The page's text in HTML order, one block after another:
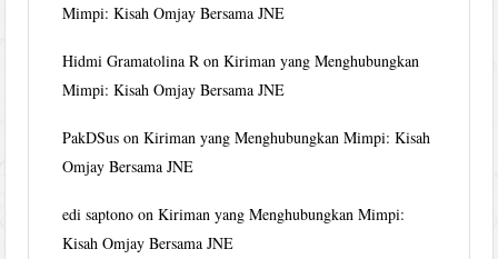
Mimpi: Kisah Omjay Bersama JNE
Hidmi Gramatolina R onKiriman yang Menghubungkan
Mimpi: Kisah Omjay Bersama JNE
PakDSus onKiriman yang Menghubungkan Mimpi: Kisah
Omjay Bersama JNE
edi saptono onKiriman yang Menghubungkan Mimpi:
Kisah Omjay Bersama JNE